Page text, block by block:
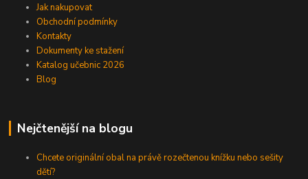
Jak nakupovat
Obchodní podmínky
Kontakty
Dokumenty ke stažení
Katalog učebnic 2026
Blog
Nejčtenější na blogu
Chcete originální obal na právě rozečtenou knížku nebo sešity
dětí?